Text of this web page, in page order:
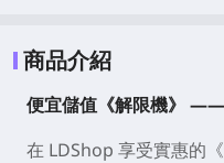
商品介紹
便宜儲值《解限機》 ——
在 LDShop 享受實惠的